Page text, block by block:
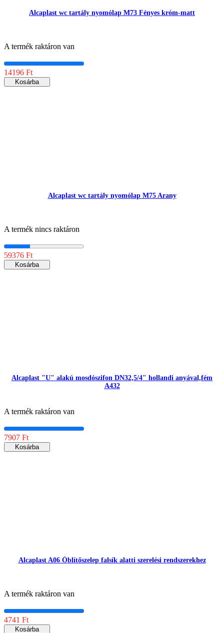
Alcaplast wc tartály nyomólap M73 Fényes króm-matt
A termék raktáron van
14196 Ft
Kosárba
Alcaplast wc tartály nyomólap M75 Arany
A termék nincs raktáron
59376 Ft
Kosárba
Alcaplast "U" alakú mosdószifon DN32,5/4" hollandi anyával,fém
A432
A termék raktáron van
7907 Ft
Kosárba
Alcaplast A06 Öblítőszelep falsík alatti szerelési rendszerekhez
A termék raktáron van
4741 Ft
Kosárba